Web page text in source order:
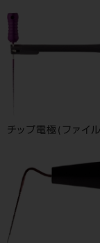
チップ電極(ファイ